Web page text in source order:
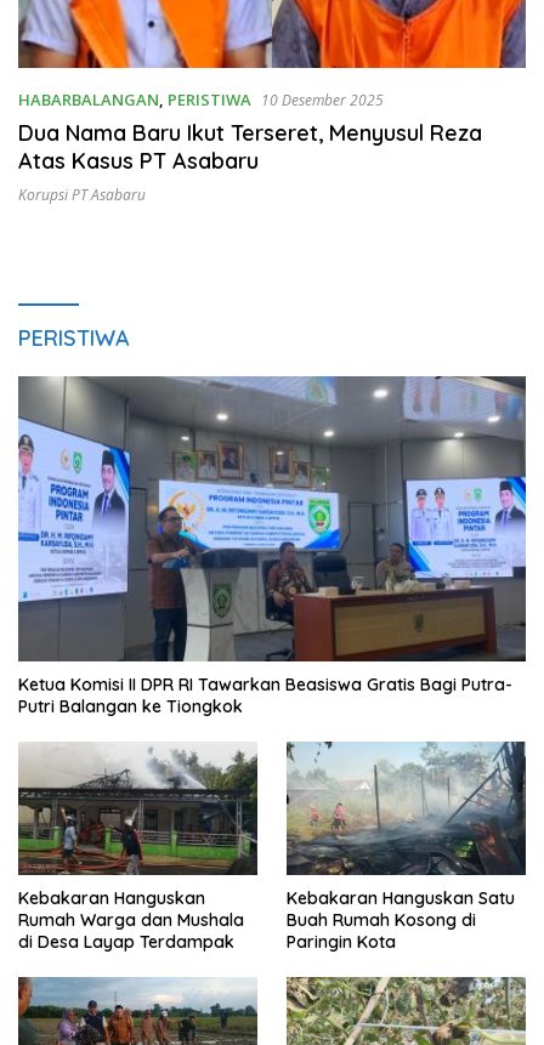
HABARBALANGAN, PERISTIWA 10 Desember 2025
Dua Nama Baru Ikut Terseret, Menyusul Reza
Atas Kasus PT Asabaru
Korupsi PT Asabaru
PERISTIWA
Ketua Komisi II DPR RI Tawarkan Beasiswa Gratis Bagi Putra-
Putri Balangan ke Tiongkok
Kebakaran Hanguskan
Rumah Warga dan Mushala
di Desa Layap Terdampak
Kebakaran Hanguskan Satu
Buah Rumah Kosong di
Paringin Kota